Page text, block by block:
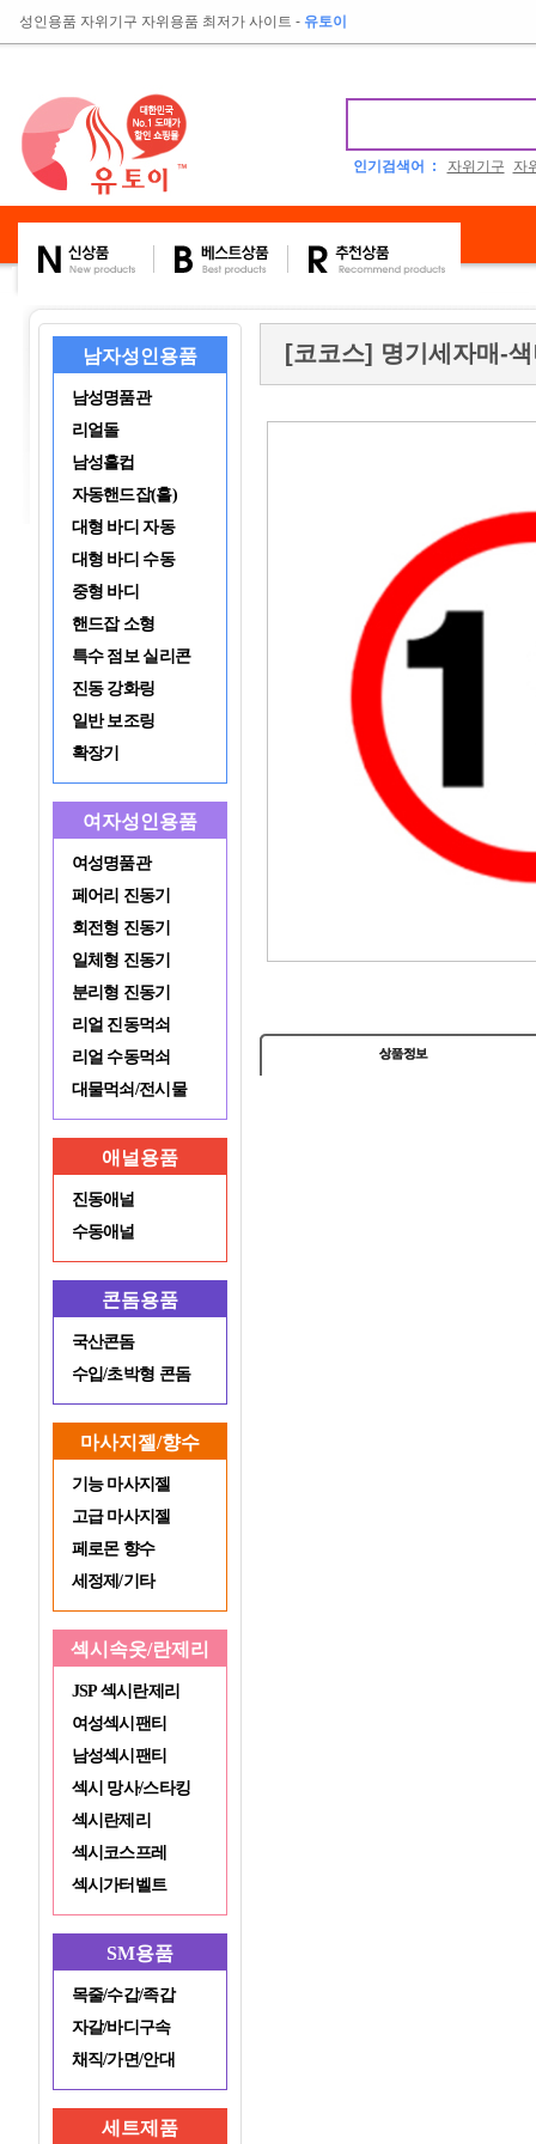
성인용품 자위기구 자위용품 최저가 사이트 - 유토이
인기검색어 : 자위기구 자
남자성인용품
남성명품관
리얼돌
남성홀컵
자동핸드잡(홀)
대형 바디 자동
대형 바디 수동
중형 바디
핸드잡 소형
특수 점보 실리콘
진동 강화링
일반 보조링
확장기
여자성인용품
여성명품관
페어리 진동기
회전형 진동기
일체형 진동기
분리형 진동기
리얼 진동먹쇠
리얼 수동먹쇠
대물먹쇠/전시물
애널용품
진동애널
수동애널
콘돔용품
국산콘돔
수입/초박형 콘돔
마사지젤/향수
기능 마사지젤
고급 마사지젤
페로몬 향수
세정제/기타
섹시속옷/란제리
JSP 섹시란제리
여성섹시팬티
남성섹시팬티
섹시 망사/스타킹
섹시란제리
섹시코스프레
섹시가터벨트
SM용품
목줄/수갑/족갑
자갈/바디구속
채직/가면/안대
세트제품
[코코스] 명기세자매-